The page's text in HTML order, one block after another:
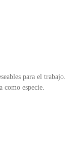
para el trabajo.
como especie.